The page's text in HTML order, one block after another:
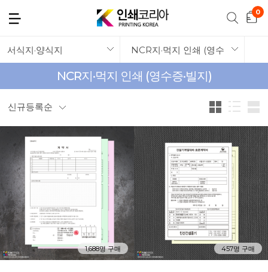
서식지·양식지 NCR지·먹지 인쇄 (영수증·빌지)
NCR지·먹지 인쇄 (영수증·빌지)
신규등록순
1,688명 구매 457명 구매